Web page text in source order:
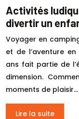
Activités
divertir un
Voyager en
et de l’aventure
ans fait partie de
dimension.
moments de plaisir…
Lire la suite